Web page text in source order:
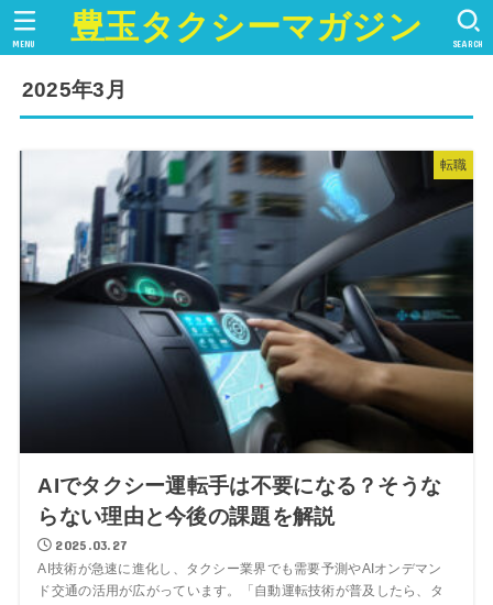
豊玉タクシーマガジン SEARCH
MENU
2025年3月
転職
AIでタクシー運転手は不要になる？そうな
らない理由と今後の課題を解説
2025.03.27
AI技術が急速に進化し、タクシー業界でも需要予測やAIオンデマン
ド交通の活用が広がっています。「自動運転技術が普及したら、タ